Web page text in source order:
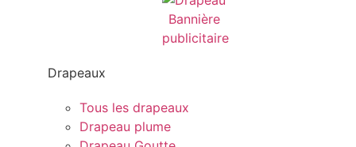
Drapeaux
Tous les drapeaux
Drapeau plume